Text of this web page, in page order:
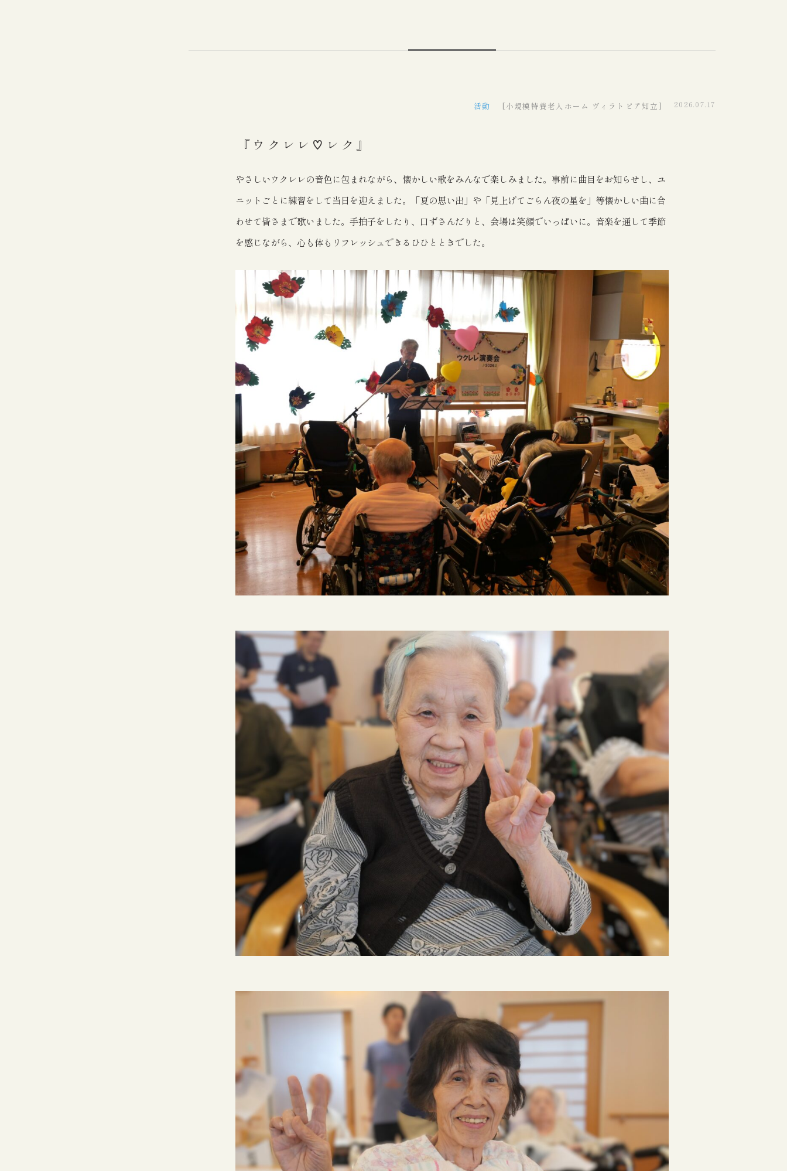
活動 [小規模特養老人ホーム ヴィラトピア知立] 2026.07.17
『ウクレレ♡レク』
やさしいウクレレの音色に包まれながら、懐かしい歌をみんなで楽しみました。事前に曲目をお知らせし、ユ
ニットごとに練習をして当日を迎えました。「夏の思い出」や「見上げてごらん夜の星を」等懐かしい曲に合
わせて皆さまで歌いました。手拍子をしたり、口ずさんだりと、会場は笑顔でいっぱいに。音楽を通して季節
を感じながら、心も体もリフレッシュできるひひとときでした。